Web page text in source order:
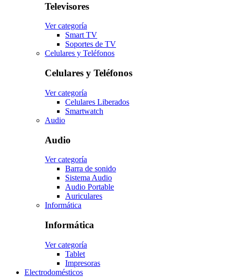
Televisores
Ver categoría
Smart TV
Soportes de TV
Celulares y Teléfonos
Celulares y Teléfonos
Ver categoría
Celulares Liberados
Smartwatch
Audio
Audio
Ver categoría
Barra de sonido
Sistema Audio
Audio Portable
Auriculares
Informática
Informática
Ver categoría
Tablet
Impresoras
Electrodomésticos